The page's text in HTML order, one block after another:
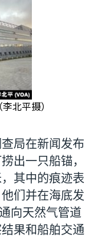
北平摄）
局在新闻发布
出一只船锚，
其中的痕迹表
们并在海底发
向天然气管道
果和船舶交通